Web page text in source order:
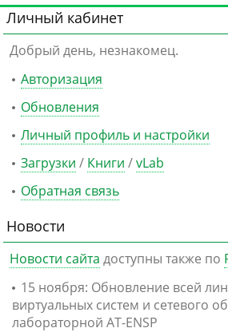
Личный кабинет
Добрый день, незнакомец.
Авторизация
Обновления
Личный профиль и настройки
Загрузки / Книги /vLab
Обратная связь
Новости
Новости сайта доступны также по
15 ноября: Обновление всей
виртуальных систем и сетевого
лабораторной AT-ENSP